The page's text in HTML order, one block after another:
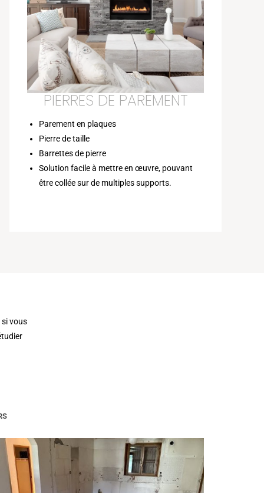
PIERRES DE PAREMENT
Parement en plaques
Pierre de taille
Barrettes de pierre
Solution facile à mettre en œuvre, pouvant
être collée sur de multiples supports.
vous